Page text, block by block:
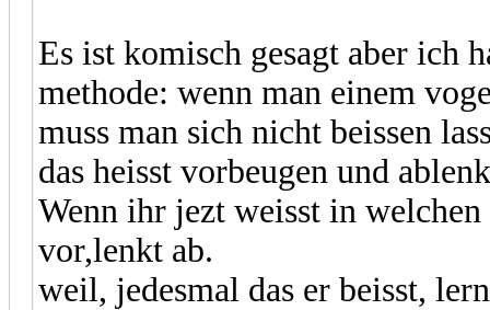
Es ist komisch gesagt aber ich
methode: wenn man einem
muss man sich nicht beissen
das heisst vorbeugen und
Wenn ihr jezt weisst in
vor,lenkt ab.
weil, jedesmal das er beisst,